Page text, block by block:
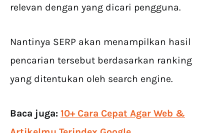
relevan dengan yang dicari pengguna.
Nantinya SERP akan menampilkan hasil
pencarian tersebut berdasarkan ranking
yang ditentukan oleh search engine.
Baca juga: 10+ Cara Cepat Agar Web &